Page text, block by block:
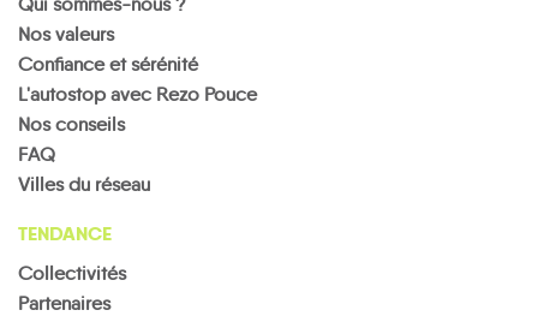
Nos valeurs
Confiance et sérénité
L'autostop avec Rezo Pouce
Nos conseils
FAQ
Villes du réseau
TENDANCE
Collectivités
Partenaires